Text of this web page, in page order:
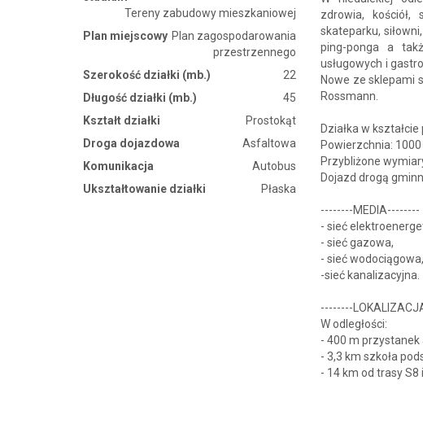
Tereny zabudowy mieszkaniowej
Plan miejscowy Plan zagospodarowania
przestrzennego
Szerokość działki (mb.)
22
Długość działki (mb.)
45
Kształt działki
Prostokąt
Droga dojazdowa
Asfaltowa
Komunikacja
Autobus
Ukształtowanie działki
Płaska
zdrowia, kościół,
skateparku,
ping-ponga a
usługowych i
Nowe ze sklepami
Rossmann.
Działka w
Powierzchnia: 1000
Przybliżone
Dojazd drogą
-⁠-⁠-⁠-⁠-⁠-⁠-⁠-⁠MEDIA-⁠-⁠-⁠-⁠-⁠-⁠-⁠-⁠
-⁠ sieć
-⁠ sieć gazowa,
-⁠ sieć wodociągowa,
-sieć kanalizacyjna.
--------
W odległości:
- 400 m przystanek
- 3,3 km szkoła
- 14 km od trasy S8